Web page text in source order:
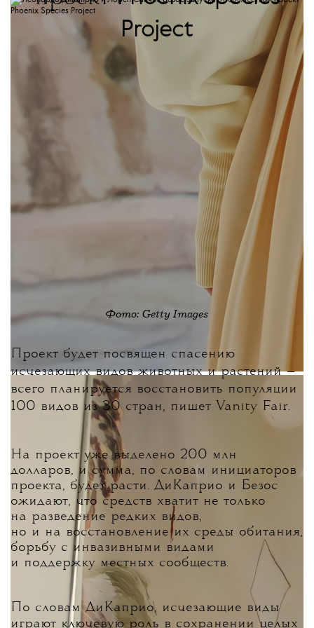
Project
Фото: Getty Images
Проект будет посвящен спасению
исчезающих видов животных и растений —
всего планируется восстановить популяции
100 видов из 30 стран, пишет Vanity Fair.
На проект уже выделено 200 млн
долларов, и сумма, по словам инициаторов
проекта, будет расти. ДиКаприо и Безос
ожидают, что средств хватит не только
на разведение редких видов,
но и на восстановление их среды обитания,
борьбу с инвазивными видами
и поддержку местных сообществ.
По словам ДиКаприо, исчезающие виды
играют ключевую роль в сохранении целых